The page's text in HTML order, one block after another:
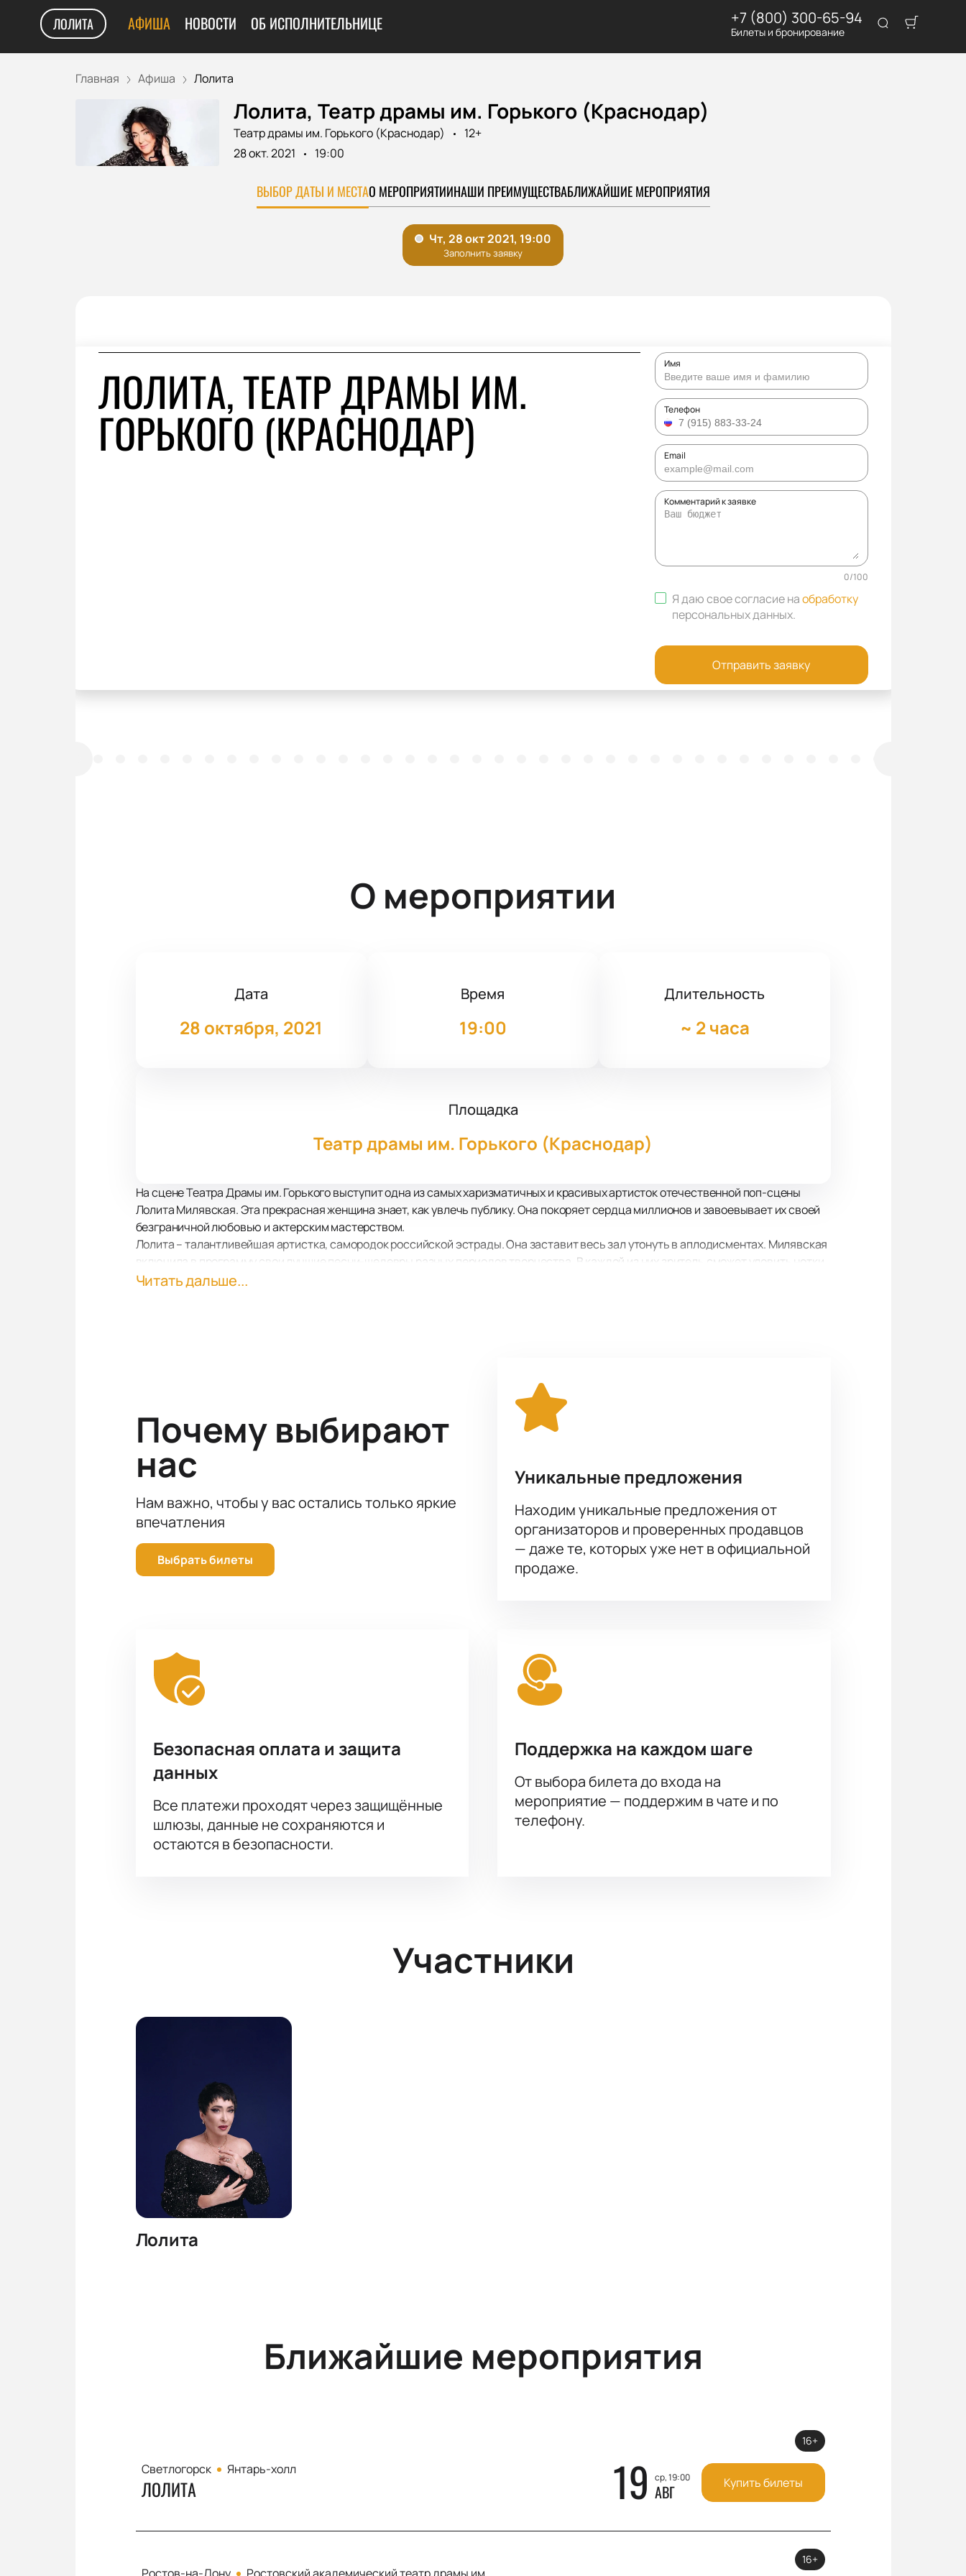
ЛОЛИТА АФИША НОВОСТИ ОБ ИСПОЛНИТЕЛЬНИЦЕ +7 (800) 300-65-94
Билеты и бронирование
Главная Афиша Лолита
Лолита, Театр драмы им. Горького (Краснодар)
Театр драмы им. Горького (Краснодар)
12+
28 окт. 2021
19:00
ВЫБОР ДАТЫ И МЕСТАО МЕРОПРИЯТИИНАШИ ПРЕИМУЩЕСТВАБЛИЖАЙШИЕ МЕРОПРИЯТИЯ
ЛОЛИТА, ТЕАТР ДРАМЫ ИМ.
ГОРЬКОГО (КРАСНОДАР)
Имя
Телефон
Email
Комментарий к заявке
0/100
Я даю свое согласие наобработку
персональных данных.
Отправить заявку
О мероприятии
Дата
28 октября, 2021
Время
19:00
Длительность
~ 2 часа
Площадка
Театр драмы им. Горького (Краснодар)
На сцене Театра Драмы им. Горького выступит одна из самых харизматичных и красивых артисток отечественной поп-сцены
Лолита Милявская. Эта прекрасная женщина знает, как увлечь публику. Она покоряет сердца миллионов и завоевывает их своей
безграничной любовью и актерским мастерством.
Лолита – талантливейшая артистка, самородок российской эстрады. Она заставит весь зал утонуть в аплодисментах. Милявская
включила в программу свои лучшие песни-шедевры разных периодов творчества. В каждой из них зритель сможет уловить нотки
глубинного смысла её непредсказуемой души и моментально найдет отклик в своем сердце.
Читать дальше...
Почему выбирают
нас
Нам важно, чтобы у вас остались только яркие
впечатления
Выбрать билеты
Уникальные предложения
Находим уникальные предложения от
организаторов и проверенных продавцов
— даже те, которых уже нет в официальной
продаже.
Безопасная оплата и защита
данных
Все платежи проходят через защищённые
шлюзы, данные не сохраняются и
остаются в безопасности.
Поддержка на каждом шаге
От выбора билета до входа на
мероприятие — поддержим в чате и по
телефону.
Участники
Лолита
Ближайшие мероприятия
Светлогорск Янтарь-холл
ЛОЛИТА 19 ср, 19:00
АВГ
16+
Купить билеты
16+